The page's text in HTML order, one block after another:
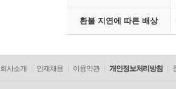
환불 지연에 따른 배상
회사소개 인재채용 이용약관 개인정보처리방침